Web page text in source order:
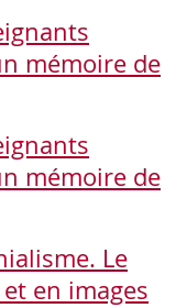
mémoire de
mémoire de
Le
en images